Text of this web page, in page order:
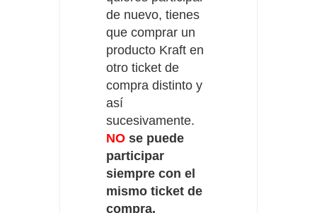
de nuevo, tienes
que comprar un
producto Kraft en
otro ticket de
compra distinto y
así
sucesivamente.
NO se puede
participar
siempre con el
mismo ticket de
compra.